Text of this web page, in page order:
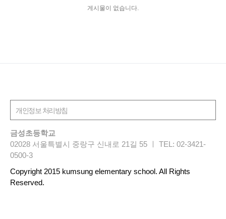
게시물이 없습니다.
금성초등학교
02028 서울특별시 중랑구 신내로 21길 55 ㅣ TEL: 02-3421-
0500-3
Copyright 2015 kumsung elementary school. All Rights
Reserved.